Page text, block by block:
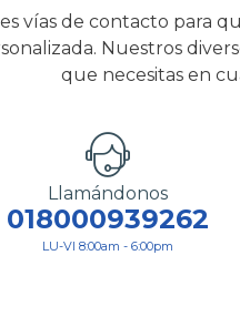
vías de contacto para
Nuestros
que necesitas en
Llamándonos
018000939262
LU-VI 8:00am - 6:00pm